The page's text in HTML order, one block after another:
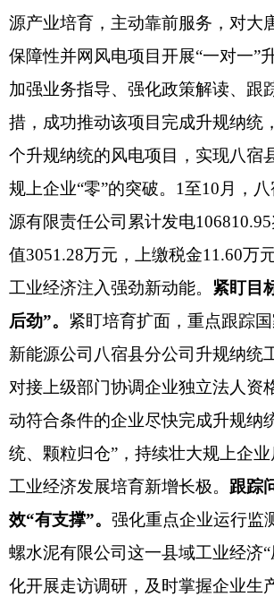
源产业培育，主动靠前服务，对大
保障性并网风电项目开展“一对一”
加强业务指导、强化政策解读、跟
措，成功推动该项目完成升规纳统
个升规纳统的风电项目，实现八宿
规上企业“零”的突破。 1至10月，
源有限责任公司累计发电
值3051.28万元，上缴税金11.60万
工业经济注入强劲新动能。 紧盯目
后劲”。 紧盯培育扩面，重点跟踪
新能源公司八宿县分公司升规纳统
对接上级部门协调企业独立法人资
动符合条件的企业尽快完成升规纳
统、颗粒归仓” ，持续壮大规上企
工业经济发展培育新增长极。 跟踪
效“有支撑”。 强化重点企业运行监
螺水泥有限公司这一县域工业经济“
化开展走访调研，及时掌握企业生